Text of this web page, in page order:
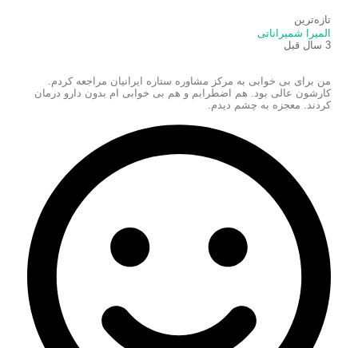
تازه‌ترین
المیرا شمیراناتی
3 سال قبل
من برای بی خوابی به مرکز مشاوره ستاره ایرانیان مراجعه کردم.
کارشون عالی بود. هم اضطرابم و هم بی خوابی ام‌ بدون دارو درمان
کردند. معجزه به چشم دیدم.